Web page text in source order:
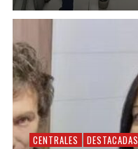
CENTRALES DESTACADAS